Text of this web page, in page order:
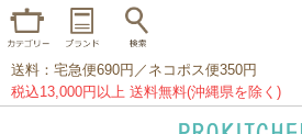
送料：宅急便690円／ネコポス便350円
税込13,000円以上 送料無料(沖縄県を除く)